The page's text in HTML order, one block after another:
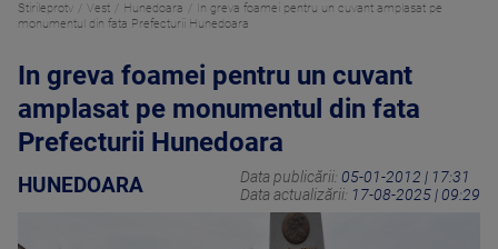
Stirileprotv Vest Hunedoara
In greva foamei pentru un cuvant amplasat pe
monumentul din fata Prefecturii Hunedoara
In greva foamei pentru un cuvant
amplasat pe monumentul din fata
Prefecturii Hunedoara
HUNEDOARA Data publicării: 05-01-2012 | 17:31
Data actualizării: 17-08-2025 | 09:29